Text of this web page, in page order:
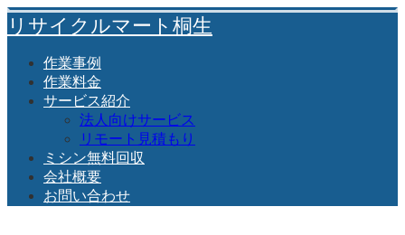
リサイクルマート桐生
作業事例
作業料金
サービス紹介
法人向けサービス
リモート見積もり
ミシン無料回収
会社概要
お問い合わせ